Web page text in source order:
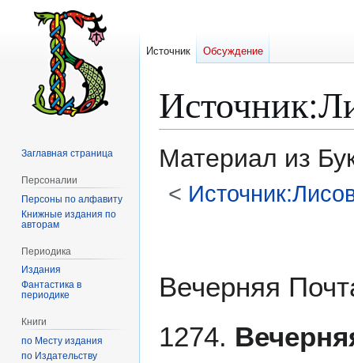
Источник:
Материал из
<
Вечерняя
1274.
Источник Обсуждение
Заглавная страница
Персоналии
Персоны по алфавиту
Книжные издания по
авторам
Периодика
Издания
Фантастика в
периодике
Книги
по Месту издания
по Издательству